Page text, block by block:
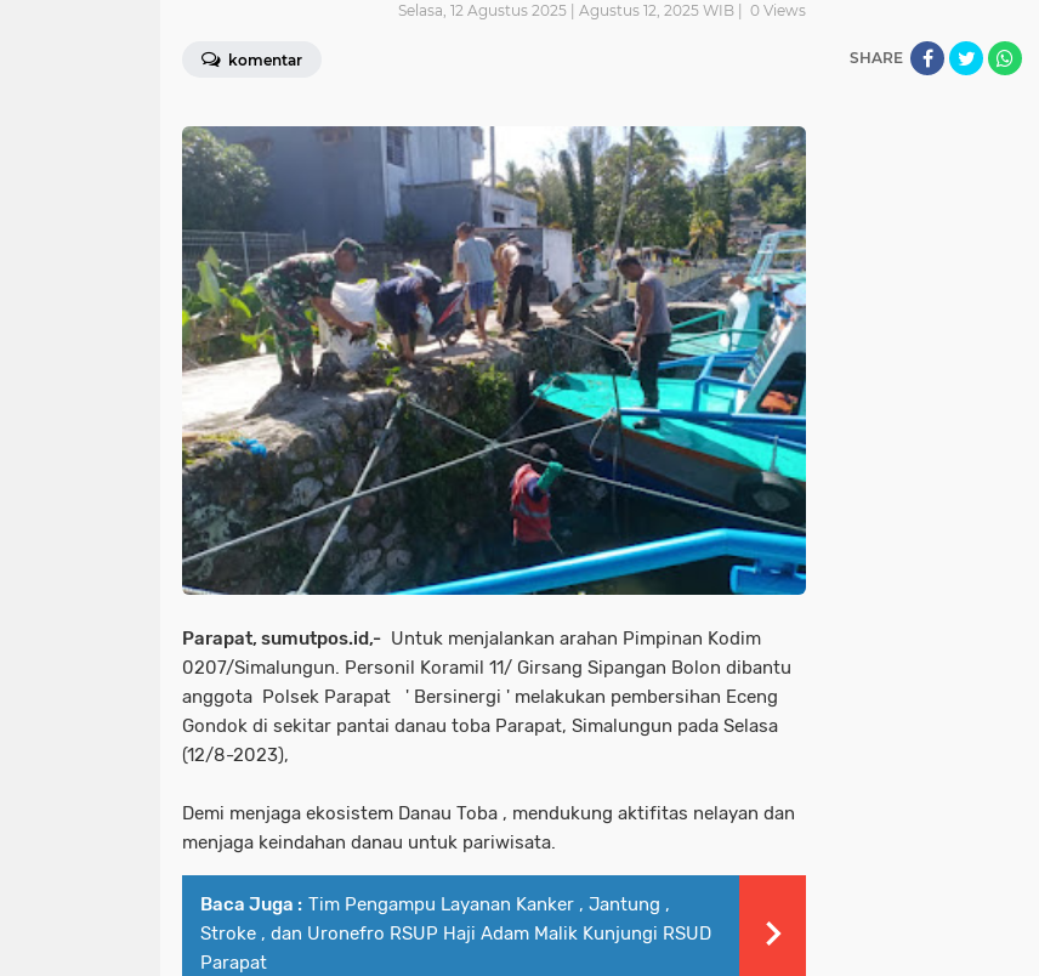
Selasa, 12 Agustus 2025 | Agustus 12, 2025 WIB | 0 Views
komentar SHARE
Parapat, sumutpos.id,- Untuk menjalankan arahan Pimpinan Kodim
0207/Simalungun. Personil Koramil 11/ Girsang Sipangan Bolon dibantu
anggota Polsek Parapat ' Bersinergi ' melakukan pembersihan Eceng
Gondok di sekitar pantai danau toba Parapat, Simalungun pada Selasa
(12/8-2023),
Demi menjaga ekosistem Danau Toba , mendukung aktifitas nelayan dan
menjaga keindahan danau untuk pariwisata.
Baca Juga : Tim Pengampu Layanan Kanker , Jantung ,
Stroke , dan Uronefro RSUP Haji Adam Malik Kunjungi RSUD
Parapat